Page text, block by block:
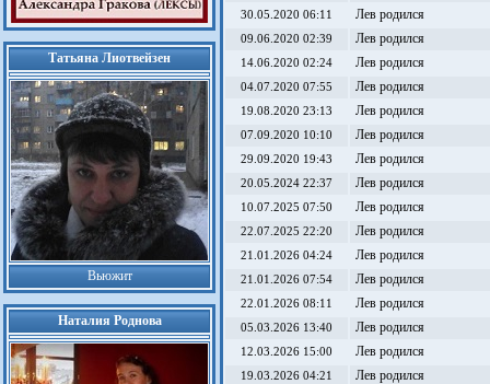
Татьяна Лиотвейзен
Вьюжит
Наталия Роднова
30.05.2020 06:11 Лев родился
09.06.2020 02:39 Лев родился
14.06.2020 02:24 Лев родился
04.07.2020 07:55 Лев родился
19.08.2020 23:13 Лев родился
07.09.2020 10:10 Лев родился
29.09.2020 19:43 Лев родился
20.05.2024 22:37 Лев родился
10.07.2025 07:50 Лев родился
22.07.2025 22:20 Лев родился
21.01.2026 04:24 Лев родился
21.01.2026 07:54 Лев родился
22.01.2026 08:11 Лев родился
05.03.2026 13:40 Лев родился
12.03.2026 15:00 Лев родился
19.03.2026 04:21 Лев родился